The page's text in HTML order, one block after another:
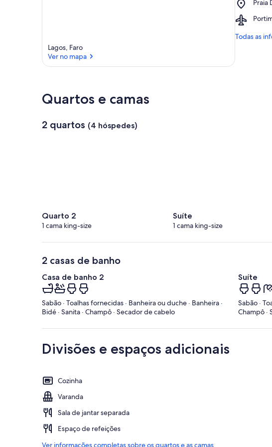
Lagos, Faro
Ver no mapa
de
Praia
Place,
Dona
(PRM)
Todas as
Quartos e camas
2 quartos (4 hóspedes)
Quarto 2
1 cama king-size
Suíte
1 cama king-size
2 casas de banho
Casa de banho 2
Sabão · Toalhas fornecidas · Banheira ou duche · Banheira ·
Bidé · Sanita · Champô · Secador de cabelo
Suíte
Sabão ·
Champô ·
Divisões e espaços adicionais
Cozinha
Varanda
Sala de jantar separada
Espaço de refeições
Ver informações completas sobre os quartos e as camas